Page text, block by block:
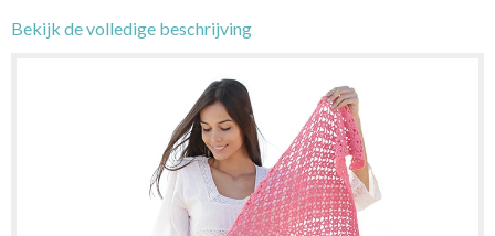
Bekijk de volledige beschrijving